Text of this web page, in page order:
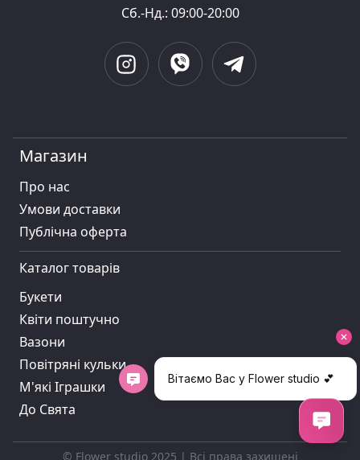
Сб.-Нд.: 09:00-20:00
Магазин
Про нас
Умови доставки
Публiчна оферта
Каталог товарів
Букети
Квіти поштучно
Вазони
Повітряні кульки
М'які Іграшки
До Свята
© Flower studio 2025 | Всі права захищені